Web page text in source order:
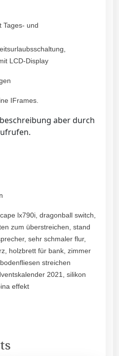
Tages- und
LCD-Display
IFrames.
aber durch
lx790i, dragonball switch,
zum überstreichen, stand
sehr schmaler flur,
holzbrett für bank, zimmer
streichen
2021, silikon
effekt